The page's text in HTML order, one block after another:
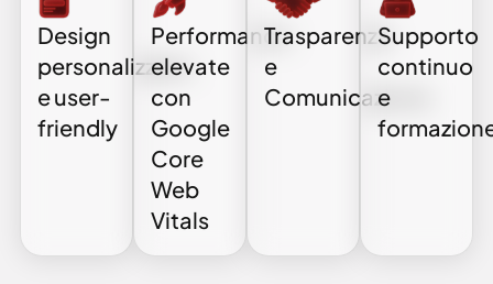
Design
personalizzato
e user-
friendly
Performance
elevate
con
Google
Core
Web
Vitals
Trasparenza
e
Comunicazione
Supporto
continuo
e